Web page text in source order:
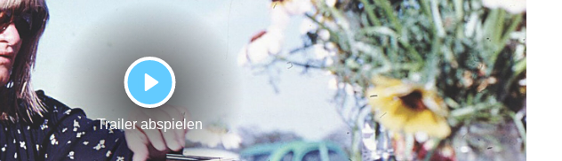
PLAY
Trailer abspielen